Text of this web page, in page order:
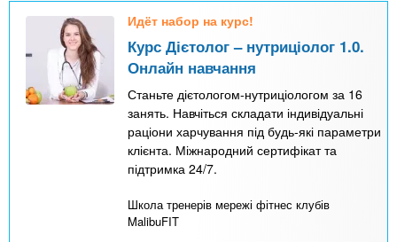
Идёт набор на курс!
Курс Дієтолог – нутриціолог 1.0.
Онлайн навчання
Станьте дієтологом-нутриціологом за 16
занять. Навчіться складати індивідуальні
раціони харчування під будь-які параметри
клієнта. Міжнародний сертифікат та
підтримка 24/7.
Школа тренерів мережі фітнес клубів
MalibuFIT